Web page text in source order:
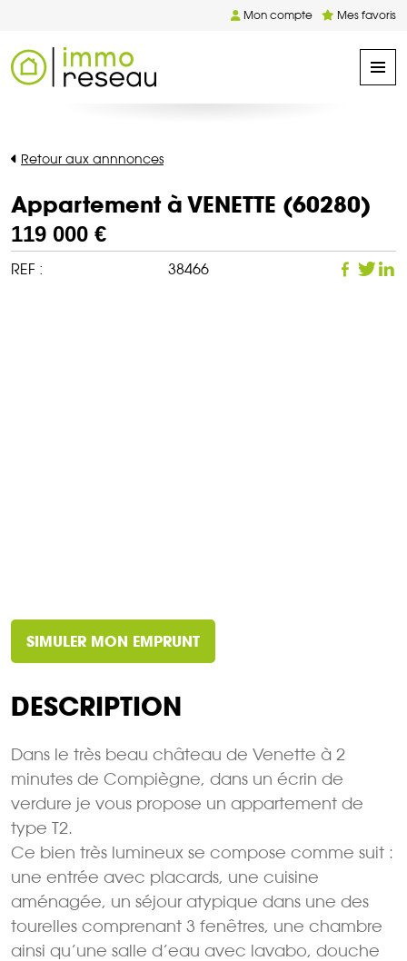
Mon compte Mes favoris
Retour aux annnonces
Appartement à VENETTE (60280)
119 000 €
REF : 38466
SIMULER MON EMPRUNT
DESCRIPTION
Dans le très beau château de Venette à 2
minutes de Compiègne, dans un écrin de
verdure je vous propose un appartement de
type T2.
Ce bien très lumineux se compose comme suit :
une entrée avec placards, une cuisine
aménagée, un séjour atypique dans une des
tourelles comprenant 3 fenêtres, une chambre
ainsi qu’une salle d’eau avec lavabo, douche